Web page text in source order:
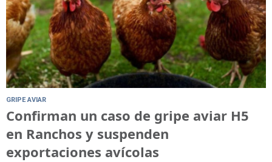
GRIPE AVIAR
Confirman un caso de gripe aviar H5
en Ranchos y suspenden
exportaciones avícolas